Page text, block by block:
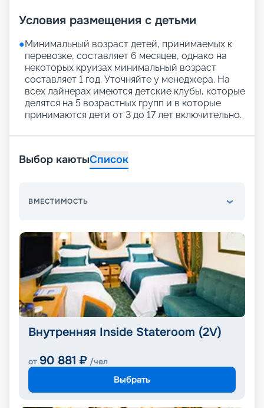
Условия размещения с детьми
●Минимальный возраст детей, принимаемых к
перевозке, составляет 6 месяцев, однако на
некоторых круизах минимальный возраст
составляет 1 год. Уточняйте у менеджера. На
всех лайнерах имеются детские клубы, которые
делятся на 5 возрастных групп и в которые
принимаются дети от 3 до 17 лет включительно.
Выбор каютыСписок
ВМЕСТИМОСТЬ
Внутренняя Inside Stateroom (2V)
от 90 881 ₽ /чел
Выбрать